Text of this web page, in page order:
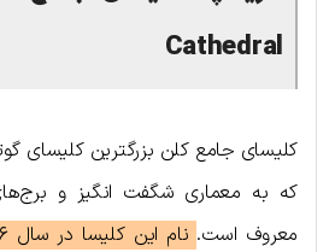
Cathedral
کلیسای جامع کلن بزرگترین کلیسای
که به معماری شگفت انگیز و
معروف است.